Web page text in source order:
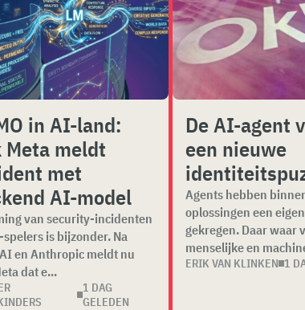
in AI-land:
Meta meldt
met
AI-model
van security-incidenten
is bijzonder. Na
en Anthropic meldt nu
dat e...
1 DAG
GELEDEN
De AI-agent
een nieuwe
Agents hebben
oplossingen een
gekregen. Daar waar
menselijke en
ERIK VAN KLINKEN 1